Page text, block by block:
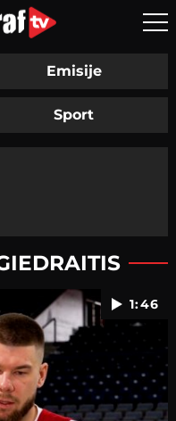
Emisije
Sport
1:46